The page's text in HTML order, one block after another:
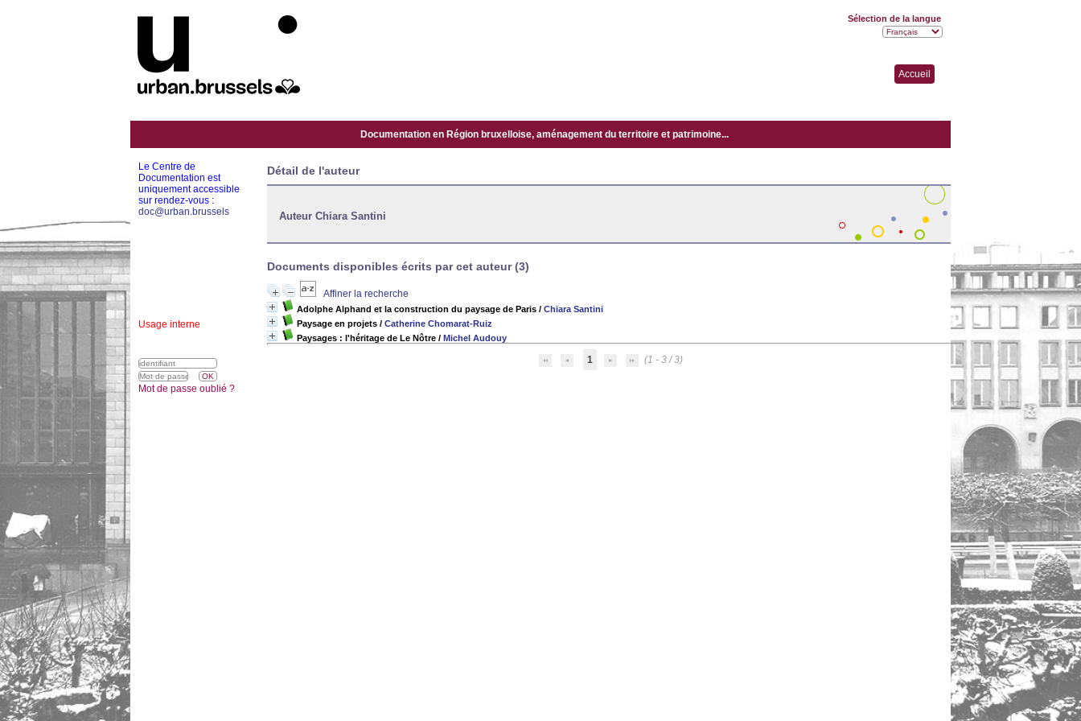
Accueil
Documentation en Région bruxelloise, aménagement du territoire et patrimoine...
Détail de l'auteur
Auteur Chiara Santini
Documents disponibles écrits par cet auteur (3)
Affiner la recherche
Adolphe Alphand et la construction du paysage de Paris / Chiara Santini
Paysage en projets / Catherine Chomarat-Ruiz
Paysages : l'héritage de Le Nôtre / Michel Audouy
1 (1 - 3 / 3)
Le Centre de
Documentation est
uniquement accessible
sur rendez-vous :
doc@urban.brussels
Usage interne
Sélection de la langue
Mot de passe oublié ?